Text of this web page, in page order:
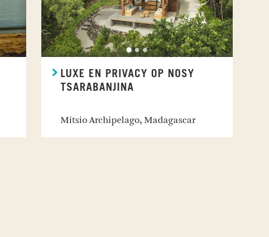
LUXE EN PRIVACY OP NOSY
TSARABANJINA
Mitsio Archipelago, Madagascar